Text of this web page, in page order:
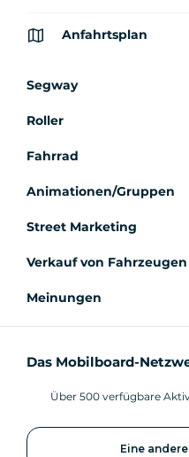
Anfahrtsplan
Segway
Roller
Fahrrad
Animationen/Gruppen
Street Marketing
Verkauf von Fahrzeugen
Meinungen
Das Mobilboard-
Über 500 verfügbare
Eine